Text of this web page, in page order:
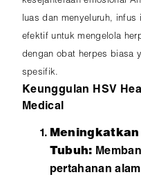
luas dan menyeluruh,
efektif untuk mengelola
dengan obat herpes biasa
spesifik.
Keunggulan HSV
Medical
Tubuh:
pertahanan